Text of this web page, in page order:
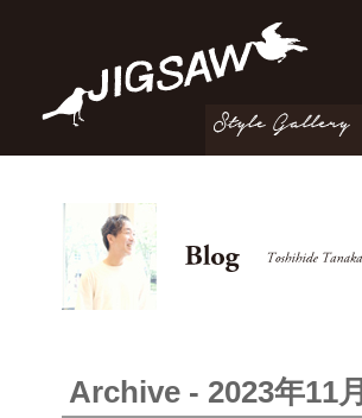
Archive - 2023年11月